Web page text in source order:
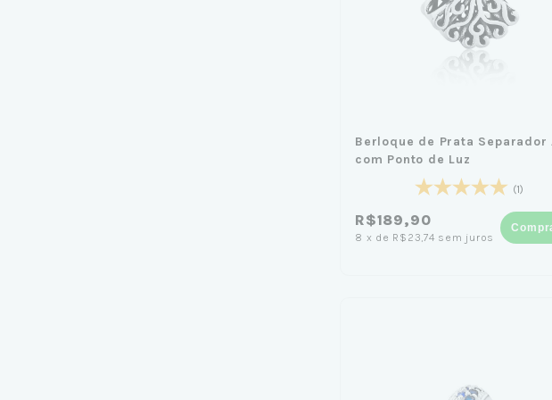
Berloque de Prata Separador
com Ponto de Luz
(1)
R$189,90
8 x de R$23,74 sem juros